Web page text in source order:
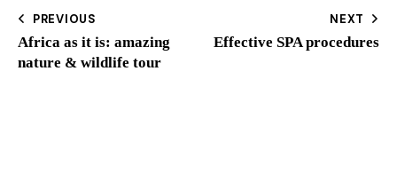
PREVIOUS
Africa as it is: amazing
nature & wildlife tour
NEXT
Effective SPA procedures